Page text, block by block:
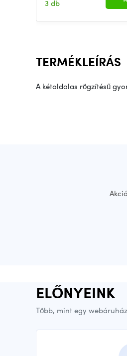
3 db
TERMÉKLEÍRÁS
A kétoldalas rögzítésű
ELŐNYEINK
Több, mint egy